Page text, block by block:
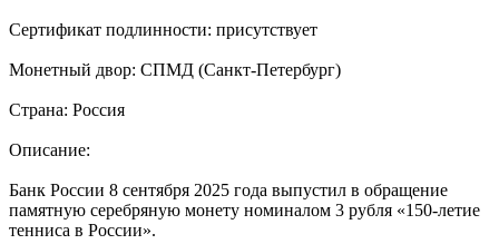
Сертификат подлинности: присутствует
Монетный двор: СПМД (Санкт-Петербург)
Страна: Россия
Описание:
Банк России 8 сентября 2025 года выпустил в обращение
памятную серебряную монету номиналом 3 рубля «150-летие
тенниса в России».